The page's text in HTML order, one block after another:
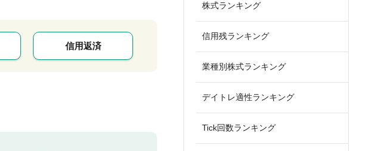
信用返済
株式ランキング
信用残ランキング
業種別株式ランキング
デイトレ適性ランキング
Tick回数ランキング